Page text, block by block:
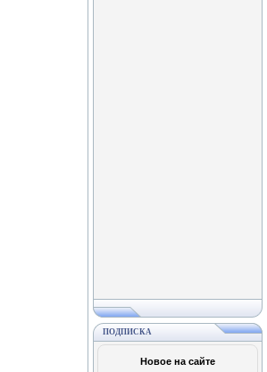
ПОДПИСКА
Новое на сайте